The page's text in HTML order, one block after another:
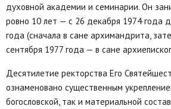
духовной академии и семинарии. Он
ровно 10 лет — с 26 декабря 1974 года
года (сначала в сане архимандрита,
сентября 1977 года — в сане
Десятилетие ректорства Его
ознаменовано существенным
богословской, так и материальной